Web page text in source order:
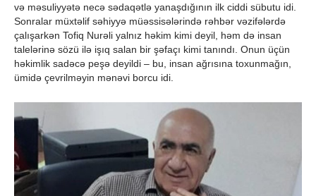
və məsuliyyətə necə sədaqətlə yanaşdığının ilk ciddi sübutu idi.
Sonralar müxtəlif səhiyyə müəssisələrində rəhbər vəzifələrdə
çalışarkən Tofiq Nurəli yalnız həkim kimi deyil, həm də insan
talelərinə sözü ilə işıq salan bir şəfaçı kimi tanındı. Onun üçün
həkimlik sadəcə peşə deyildi – bu, insan ağrısına toxunmağın,
ümidə çevrilməyin mənəvi borcu idi.